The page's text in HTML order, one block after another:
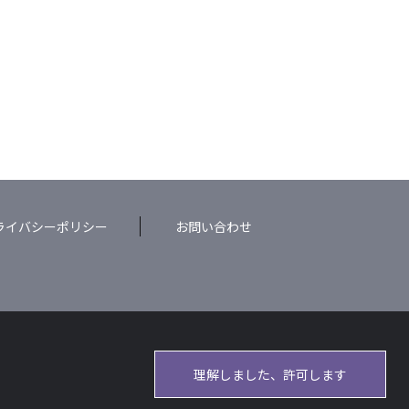
イバシーポリシー お問い合わせ
理解しました、許可します